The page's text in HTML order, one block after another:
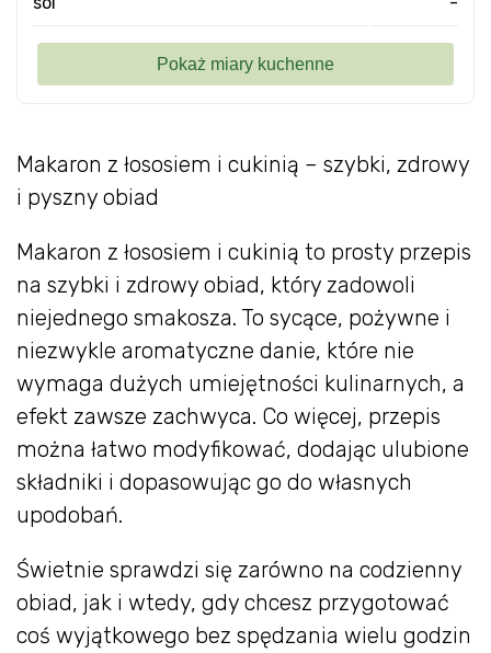
Makaron z łososiem i cukinią – szybki, zdrowy
i pyszny obiad
Makaron z łososiem i cukinią to prosty przepis
na szybki i zdrowy obiad, który zadowoli
niejednego smakosza. To sycące, pożywne i
niezwykle aromatyczne danie, które nie
wymaga dużych umiejętności kulinarnych, a
efekt zawsze zachwyca. Co więcej, przepis
można łatwo modyfikować, dodając ulubione
składniki i dopasowując go do własnych
upodobań.
Świetnie sprawdzi się zarówno na codzienny
obiad, jak i wtedy, gdy chcesz przygotować
coś wyjątkowego bez spędzania wielu godzin